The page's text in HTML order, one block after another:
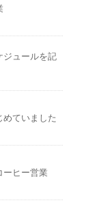
ジュールを記
めていました
ーヒー営業